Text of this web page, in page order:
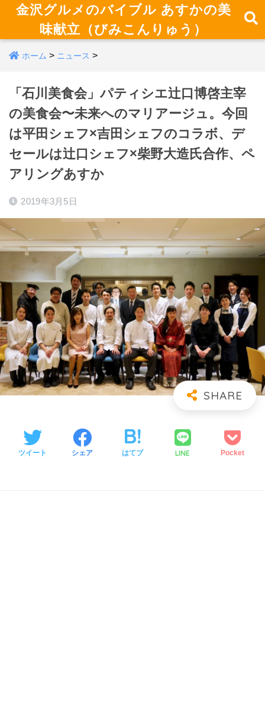
金沢グルメのバイブル あすかの美
味献立（びみこんりゅう）
ホーム > ニュース >
「石川美食会」パティシエ辻口博啓主宰
の美食会〜未来へのマリアージュ。今回
は平田シェフ×吉田シェフのコラボ、デ
セールは辻口シェフ×柴野大造氏合作、ペ
アリングあすか
2019年3月5日
ツイート シェア はてブ LINE Pocket